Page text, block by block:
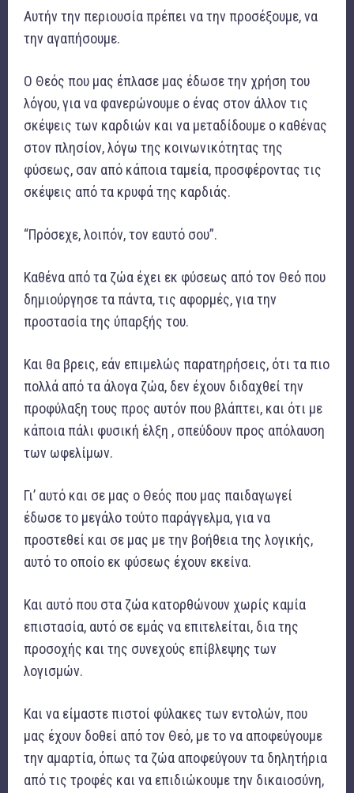
Αυτήν την περιουσία πρέπει να την προσέξουμε, να
την αγαπήσουμε.
Ο Θεός που μας έπλασε μας έδωσε την χρήση του
λόγου, για να φανερώνουμε ο ένας στον άλλον τις
σκέψεις των καρδιών και να μεταδίδουμε ο καθένας
στον πλησίον, λόγω της κοινωνικότητας της
φύσεως, σαν από κάποια ταμεία, προσφέροντας τις
σκέψεις από τα κρυφά της καρδιάς.
“Πρόσεχε, λοιπόν, τον εαυτό σου”.
Καθένα από τα ζώα έχει εκ φύσεως από τον Θεό που
δημιούργησε τα πάντα, τις αφορμές, για την
προστασία της ύπαρξής του.
Και θα βρεις, εάν επιμελώς παρατηρήσεις, ότι τα πιο
πολλά από τα άλογα ζώα, δεν έχουν διδαχθεί την
προφύλαξη τους προς αυτόν που βλάπτει, και ότι με
κάποια πάλι φυσική έλξη , σπεύδουν προς απόλαυση
των ωφελίμων.
Γι’ αυτό και σε μας ο Θεός που μας παιδαγωγεί
έδωσε το μεγάλο τούτο παράγγελμα, για να
προστεθεί και σε μας με την βοήθεια της λογικής,
αυτό το οποίο εκ φύσεως έχουν εκείνα.
Και αυτό που στα ζώα κατορθώνουν χωρίς καμία
επιστασία, αυτό σε εμάς να επιτελείται, δια της
προσοχής και της συνεχούς επίβλεψης των
λογισμών.
Και να είμαστε πιστοί φύλακες των εντολών, που
μας έχουν δοθεί από τον Θεό, με το να αποφεύγουμε
την αμαρτία, όπως τα ζώα αποφεύγουν τα δηλητήρια
από τις τροφές και να επιδιώκουμε την δικαιοσύνη,